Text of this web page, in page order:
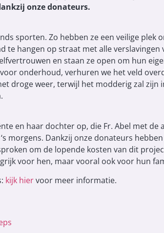
onze donateurs.
sporten. Zo hebben ze een veilige plek
te hangen op straat met alle verslavingen
en staan ze open om hun
onderhoud, verhuren we het veld
droge weer, terwijl het modderig zal zijn
en haar dochter op, die Fr. Abel met de
morgens. Dankzij onze donateurs
om de lopende kosten van dit
voor hen, maar vooral ook voor hun
kijk hiervoor meer informatie.